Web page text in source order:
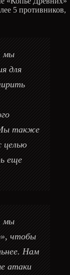
5 противников,
мы
для
Мы также
целью
еще
мы
чтобы
Нам
атаки